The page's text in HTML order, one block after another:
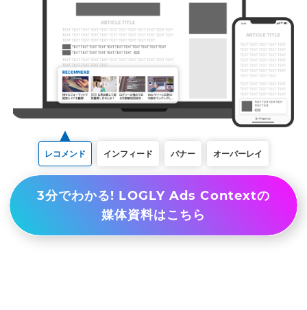
レコメンド インフィード バナー オーバーレイ
3分でわかる! LOGLY Ads Contextの
媒体資料はこちら